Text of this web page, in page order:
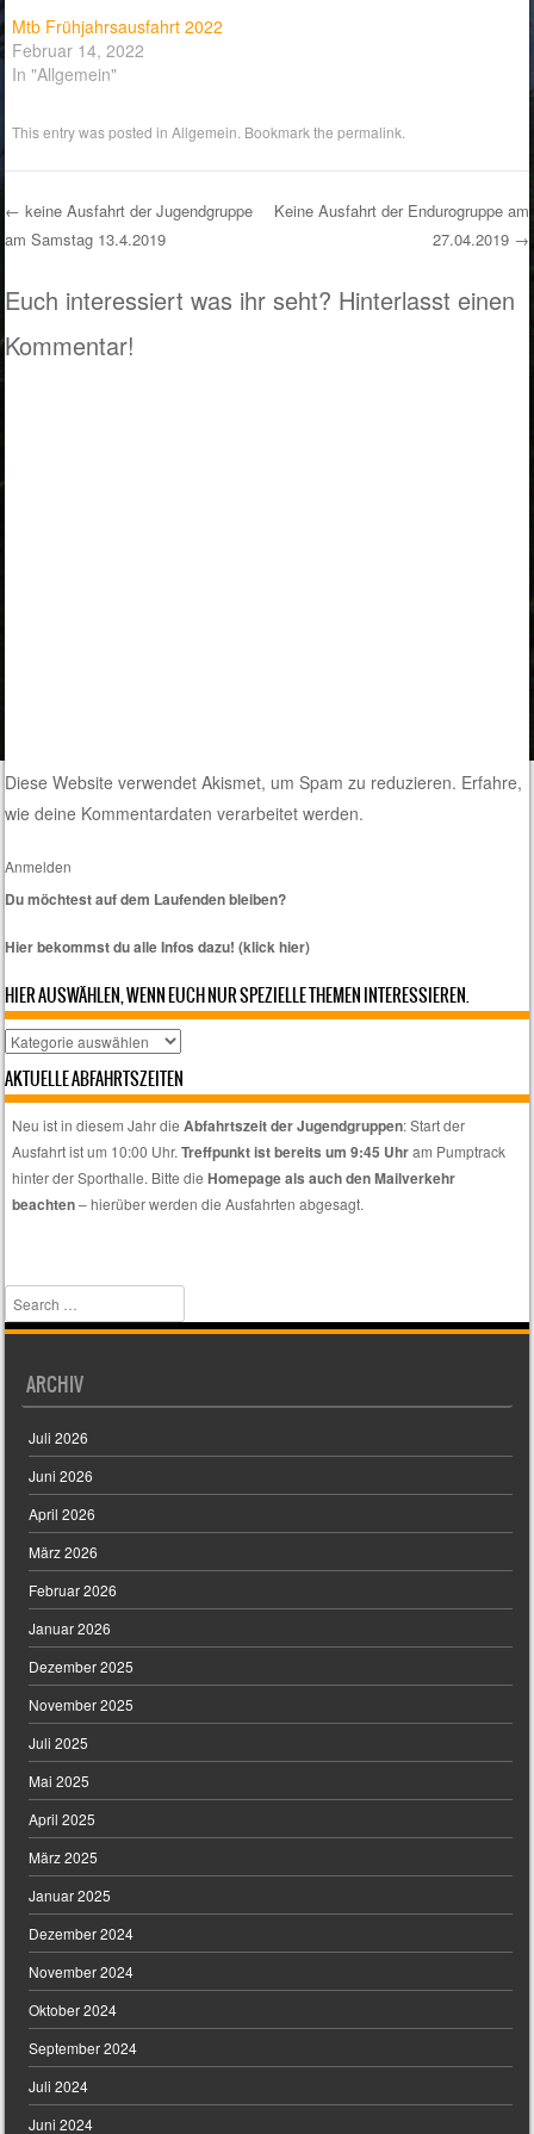
Mtb Frühjahrsausfahrt 2022
Februar 14, 2022
In "Allgemein"
This entry was posted inAllgemein . Bookmark thepermalink
Post navigation
← keine Ausfahrt der Jugendgruppe
am Samstag 13.4.2019
Keine Ausfahrt der Endurogruppe am
27.04.2019 →
Euch interessiert was ihr seht? Hinterlasst einen
Kommentar!
Diese Website verwendet Akismet, um Spam zu reduzieren. Erfahre,
wie deine Kommentardaten verarbeitet werden.
Anmelden
Du möchtest auf dem Laufenden bleiben?
Hier bekommst du alle Infos dazu! (klick hier)
HIER AUSWÄHLEN, WENN EUCH NUR SPEZIELLE THEMEN INTERESSIEREN.
Hier
wenn
Themen
interessieren.
AKTUELLE ABFAHRTSZEITEN
Neu ist in diesem Jahr dieAbfahrtszeit der Jugendgruppen: Start der
Ausfahrt ist um 10:00 Uhr.Treffpunkt ist bereits um 9:45 Uhram Pumptrack
hinter der Sporthalle. Bitte dieHomepage als auch den Mailverkehr
beachten– hierüber werden die Ausfahrten abgesagt.
Search
ARCHIV
Juli 2026
Juni 2026
April 2026
März 2026
Februar 2026
Januar 2026
Dezember 2025
November 2025
Juli 2025
Mai 2025
April 2025
März 2025
Januar 2025
Dezember 2024
November 2024
Oktober 2024
September 2024
Juli 2024
Juni 2024